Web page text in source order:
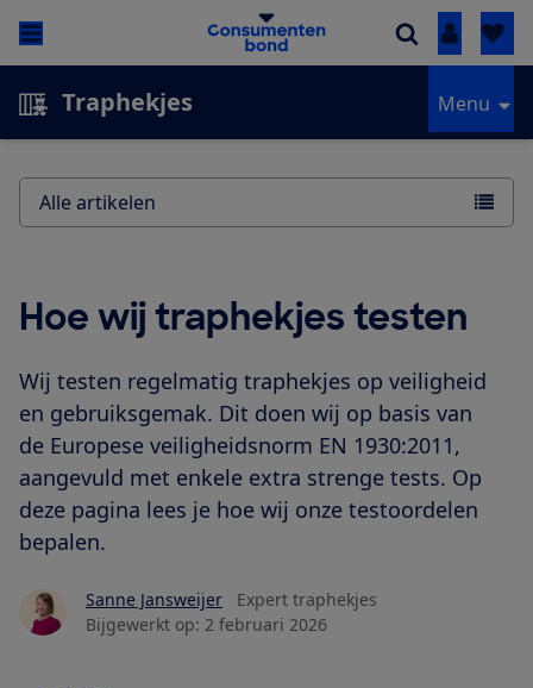
Inloggen
Traphekjes Menu
Hoe wij traphekjes testen
Wij testen regelmatig traphekjes op veiligheid
en gebruiksgemak. Dit doen wij op basis van
de Europese veiligheidsnorm EN 1930:2011,
aangevuld met enkele extra strenge tests. Op
deze pagina lees je hoe wij onze testoordelen
bepalen.
Sanne Jansweijer
Expert traphekjes
Bijgewerkt op: 2 februari 2026
Alle artikelen